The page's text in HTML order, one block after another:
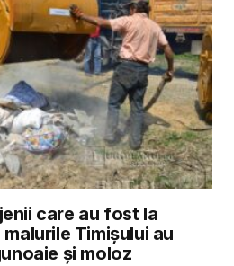
care au fost la
Timișului au
și moloz